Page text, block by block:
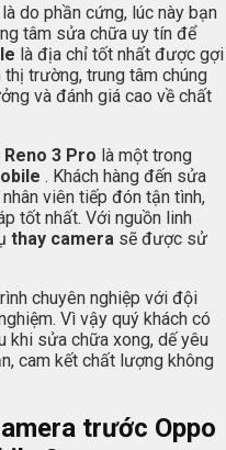
do phần cứng, lúc này bạn
tâm sửa chữa uy tín để
là địa chỉ tốt nhất được gợi
trường, trung tâm chúng
và đánh giá cao về chất
3 Pro là một trong
. Khách hàng đến sửa
viên tiếp đón tận tình,
tốt nhất. Với nguồn linh
thay camera sẽ được sử
chuyên nghiệp với đội
Vì vậy quý khách có
khi sửa chữa xong, dế yêu
cam kết chất lượng không
trước Oppo